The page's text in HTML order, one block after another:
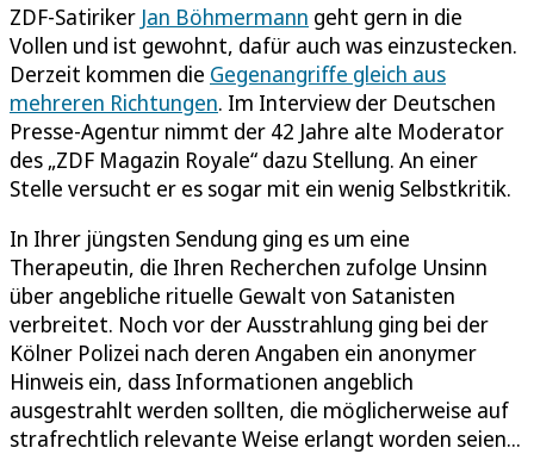
ZDF-Satiriker Jan Böhmermann geht gern in die
Vollen und ist gewohnt, dafür auch was einzustecken.
Derzeit kommen die Gegenangriffe gleich aus
mehreren Richtungen. Im Interview der Deutschen
Presse-Agentur nimmt der 42 Jahre alte Moderator
des „ZDF Magazin Royale“ dazu Stellung. An einer
Stelle versucht er es sogar mit ein wenig Selbstkritik.
In Ihrer jüngsten Sendung ging es um eine
Therapeutin, die Ihren Recherchen zufolge Unsinn
über angebliche rituelle Gewalt von Satanisten
verbreitet. Noch vor der Ausstrahlung ging bei der
Kölner Polizei nach deren Angaben ein anonymer
Hinweis ein, dass Informationen angeblich
ausgestrahlt werden sollten, die möglicherweise auf
strafrechtlich relevante Weise erlangt worden seien...